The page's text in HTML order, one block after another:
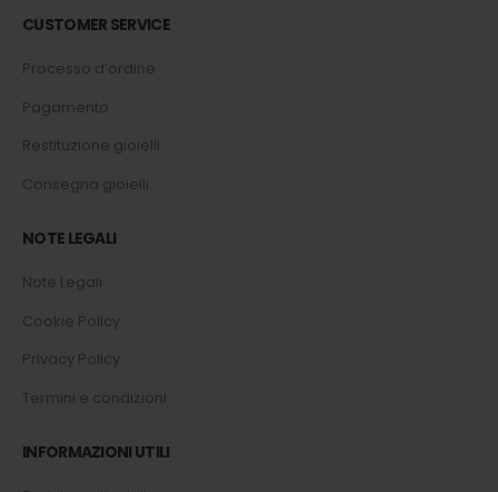
CUSTOMER SERVICE
Processo d’ordine
Pagamento
Restituzione gioielli
Consegna gioielli
NOTE LEGALI
Note Legali
Cookie Policy
Privacy Policy
Termini e condizioni
INFORMAZIONI UTILI